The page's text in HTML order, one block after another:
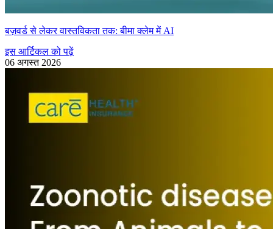
बज़वर्ड से लेकर वास्तविकता तक: बीमा क्लेम में AI
इस आर्टिकल को पढ़ें
06 अगस्त 2026